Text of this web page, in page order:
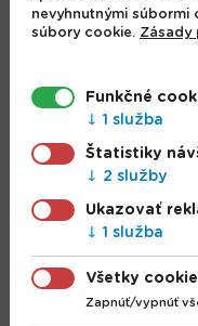
Vypínač R6302C,
nevyhnutnými
súbory cookie. Zásady
Funkčné
1 služba
Štatistiky
2 služby
Ukazovať
1 služba
Všetky
Zapnúť/vypnúť